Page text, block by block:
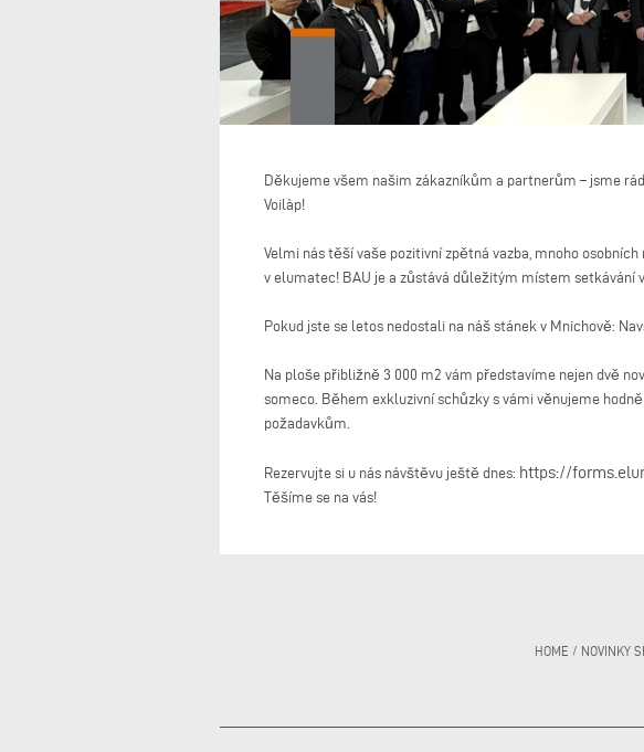
Děkujeme všem našim zákazníkům a partnerům – jsme
Voilàp!
Velmi nás těší vaše pozitivní zpětná vazba, mnoho
v elumatec! BAU je a zůstává důležitým místem setkávání
Pokud jste se letos nedostali na náš stánek v Mnichově:
Na ploše přibližně 3 000 m2 vám představíme nejen dvě
someco. Během exkluzivní schůzky s vámi věnujeme
požadavkům.
Rezervujte si u nás návštěvu ještě dnes: https://
Těšíme se na vás!
HOME / NOVINKY